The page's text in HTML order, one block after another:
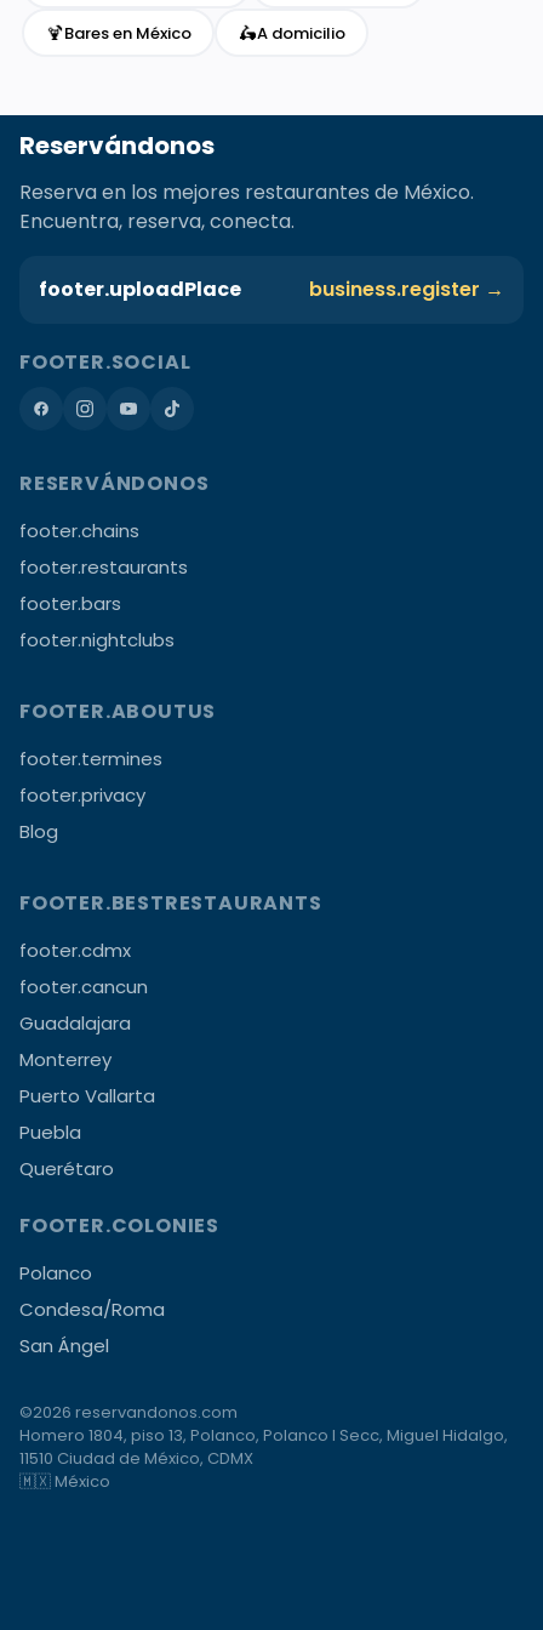
🍹Bares en México 🛵A domicilio
Reservándonos
Reserva en los mejores restaurantes de México.
Encuentra, reserva, conecta.
footer.uploadPlace business.register →
FOOTER.SOCIAL
RESERVÁNDONOS
footer.chains
footer.restaurants
footer.bars
footer.nightclubs
FOOTER.ABOUTUS
footer.termines
footer.privacy
Blog
FOOTER.BESTRESTAURANTS
footer.cdmx
footer.cancun
Guadalajara
Monterrey
Puerto Vallarta
Puebla
Querétaro
FOOTER.COLONIES
Polanco
Condesa/Roma
San Ángel
©2026 reservandonos.com
Homero 1804, piso 13, Polanco, Polanco I Secc, Miguel Hidalgo,
11510 Ciudad de México, CDMX
🇲🇽 México